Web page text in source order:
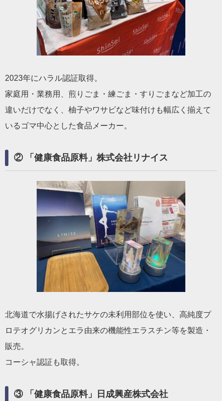
2023年にハラル認証取得。
家庭用・業務用、煎りごま・練ごま・すりごまなど加工の
違いだけでなく、柚子やワサビなど味付けも幅広く揃えて
いるゴマ中心とした食品メーカー。
② 「健康食品原料」株式会社リナイス
北海道で水揚げされたサケの未利用部位を使い、高純度プ
ロテオグリカンとエラ由来の機能性エラスチン等を製造・
販売。
コーシャ認証も取得。
③ 「健康食品原料」日成興産株式会社